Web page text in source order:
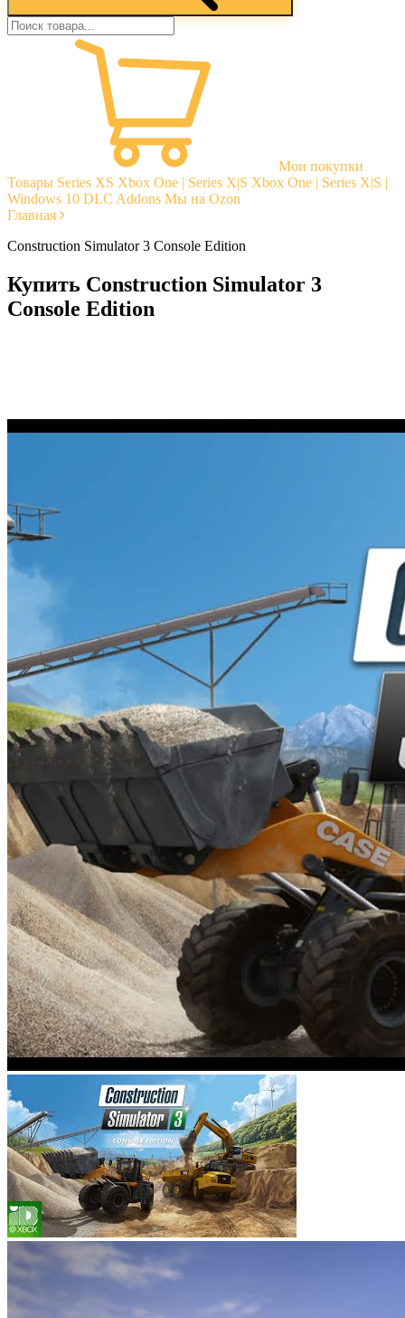
Мои покупки
Товары Series XS Xbox One | Series X|S Xbox One | Series X|S |
Windows 10 DLC Addons Мы на Ozon
Главная
Construction Simulator 3 Console Edition
Купить Construction Simulator 3
Console Edition